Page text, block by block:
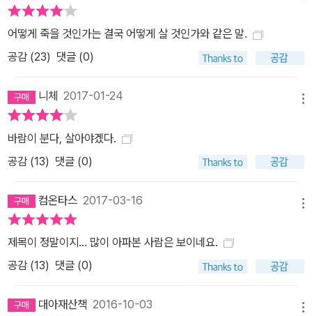
어떻게 죽을 것인가는 결국 어떻게 살 것인가와 같은 말.
공감 (23) 댓글 (0)
니체 2017-01-24
바람이 분다, 살아야겠다.
공감 (13) 댓글 (0)
컴온타스 2017-03-16
제목이 정말이지... 많이 아파본 사람은 보이네요.
공감 (13) 댓글 (0)
대아재산책 2016-10-03